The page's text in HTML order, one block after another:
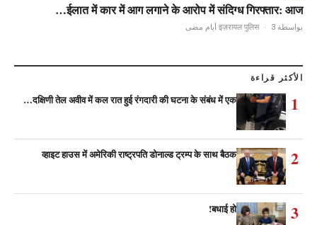
ईलात में कार में आग लगाने के आरोप में संदिग्ध गिरफ्तार: आज…
بواسطة इज़रायल पुलिस · 3 أيام مضى
الأكثر قراءة
1
दक्षिणी तेल अवीव में कल रात हुई रंगदारी की घटना के संबंध में एक…
2
व्हाइट हाउस में अमेरिकी राष्ट्रपति डोनाल्ड ट्रम्प के साथ बैठक
3
बधाई हो!